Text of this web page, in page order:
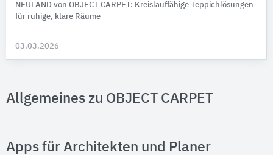
NEULAND von OBJECT CARPET: Kreis­lauf­fähige Teppichlösungen
für ruhige, klare Räume
03.03.2026
Allgemeines zu OBJECT CARPET
Apps für Architekten und Planer